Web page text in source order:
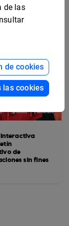
de
sin fines
de las
de cookies
las cookies